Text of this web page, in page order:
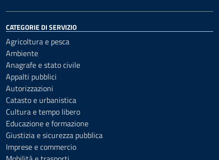
CATEGORIE DI SERVIZIO
Agricoltura e pesca
Ambiente
Anagrafe e stato civile
Appalti pubblici
Autorizzazioni
Catasto e urbanistica
Cultura e tempo libero
Educazione e formazione
Giustizia e sicurezza pubblica
Imprese e commercio